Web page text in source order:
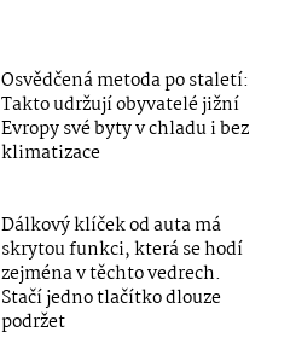
Osvědčená metoda po staletí:
Takto udržují obyvatelé jižní
Evropy své byty v chladu i bez
klimatizace
Dálkový klíček od auta má
skrytou funkci, která se hodí
zejména v těchto vedrech.
Stačí jedno tlačítko dlouze
podržet